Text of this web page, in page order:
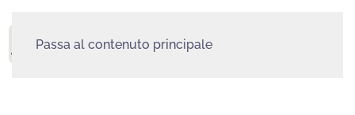
Passa al contenuto principale